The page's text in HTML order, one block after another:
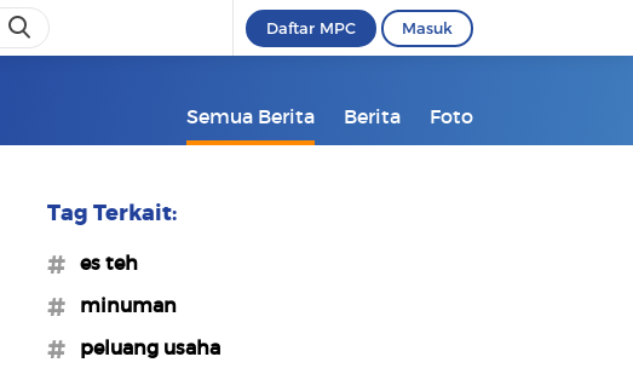
Daftar MPC Masuk
Semua Berita Berita Foto
Tag Terkait:
#es teh
#minuman
#peluang usaha